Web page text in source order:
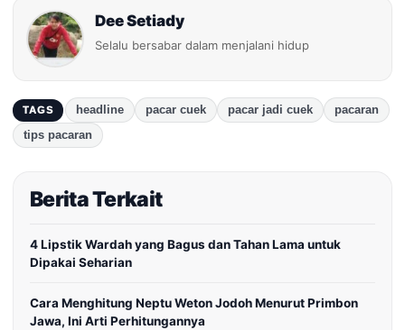
Dee Setiady
Selalu bersabar dalam menjalani hidup
TAGS headline pacar cuek pacar jadi cuek
pacaran
tips pacaran
Berita Terkait
4 Lipstik Wardah yang Bagus dan Tahan Lama untuk
Dipakai Seharian
Cara Menghitung Neptu Weton Jodoh Menurut Primbon
Jawa, Ini Arti Perhitungannya